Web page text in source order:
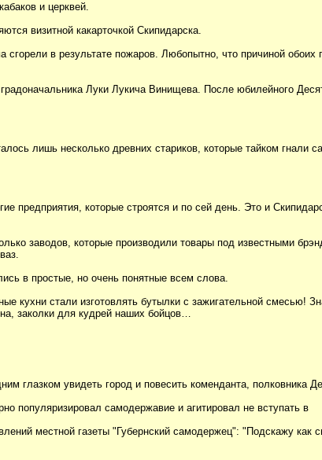
и церквей.
визитной какарточкой Скипидарска.
в результате пожаров. Любопытно, что причиной обоих
Луки Лукича Винищева. После юбилейного
лишь несколько древних стариков, которые тайком гнали
предприятия, которые строятся и по сей день. Это и
заводов, которые производили товары под известными
в простые, но очень понятные всем слова.
кухни стали изготовлять бутылки с зажигательной смесью!
заколки для кудрей наших бойцов…
глазком увидеть город и повесить коменданта, полковника
популяризировал самодержавие и агитировал не вступать в
местной газеты "Губернский самодержец": "Подскажу как